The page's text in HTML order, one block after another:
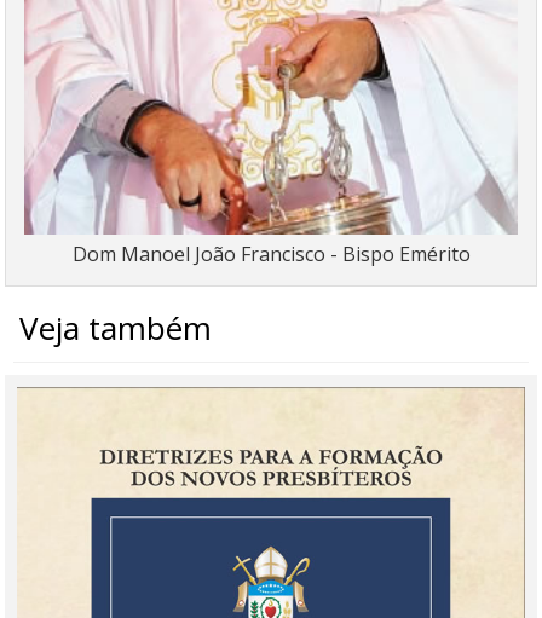
Dom Manoel João Francisco - Bispo Emérito
Veja também